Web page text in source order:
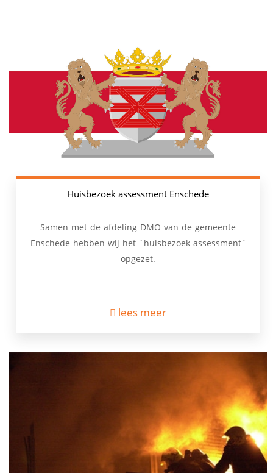
Huisbezoek assessment Enschede
Samen met de afdeling DMO van de gemeente
Enschede hebben wij het `huisbezoek assessment´
opgezet.
lees meer